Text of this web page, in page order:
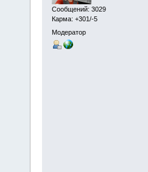
Сообщений: 3029
Карма: +301/-5
Модератор